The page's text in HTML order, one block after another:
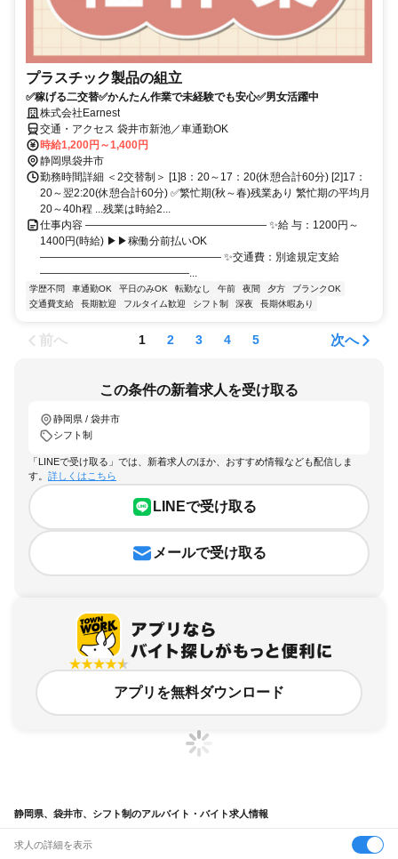
プラスチック製品の組立
✅稼げる二交替✅かんたん作業で未経験でも安心✅男女活躍中
株式会社Earnest
交通・アクセス 袋井市新池／車通勤OK
時給1,200円～1,400円
静岡県袋井市
勤務時間詳細 ＜2交替制＞ [1]8：20～17：20(休憩合計60分) [2]17：
20～翌2:20(休憩合計60分) ✅繁忙期(秋～春)残業あり 繁忙期の平均月
20～40h程 ...残業は時給2...
仕事内容 ――――――――――――――――― ✨給 与：1200円～
1400円(時給) ▶▶稼働分前払いOK
――――――――――――――――― ✨交通費：別途規定支給
――――――――――――――...
学歴不問 車通勤OK 平日のみOK 転勤なし 午前 夜間 夕方
ブランクOK
交通費支給
長期歓迎 フルタイム歓迎 シフト制 深夜 長期休暇あり
前へ 1 2 3 4 5 次へ
この条件の新着求人を受け取る
静岡県 / 袋井市
シフト制
「LINEで受け取る」では、新着求人のほか、おすすめ情報なども配信しま
す。 詳しくはこちら
LINEで受け取る
メールで受け取る
アプリを無料ダウンロード
静岡県、袋井市、シフト制のアルバイト・バイト求人情報
求人の詳細を表示